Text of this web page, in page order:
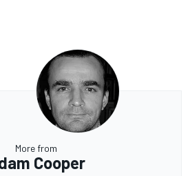
More from
Cooper